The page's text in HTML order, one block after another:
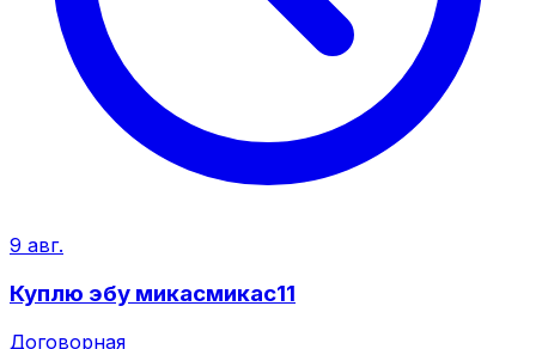
9 авг.
Куплю эбу микасмикас11
Договорная